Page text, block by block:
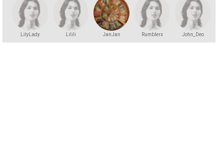
LilyLady Lilili JanJan Rumblerx John_Deo